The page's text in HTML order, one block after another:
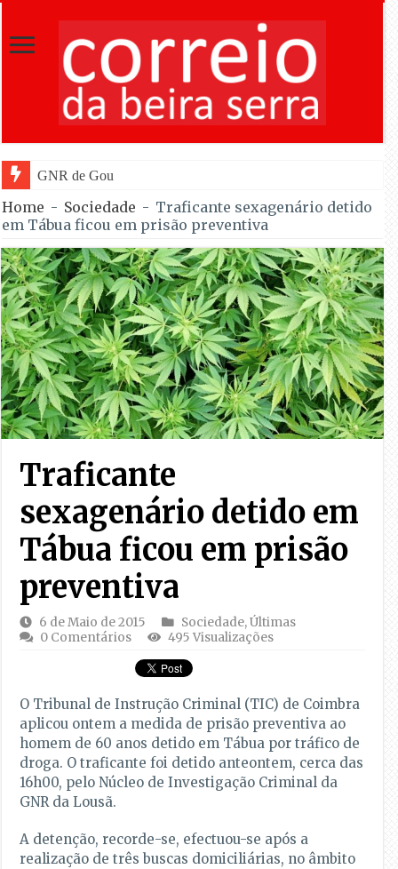
GNR de Gouveia desmantelou alegada rede
Home - Sociedade - Traficante sexagenário detido
em Tábua ficou em prisão preventiva
Traficante
sexagenário detido em
Tábua ficou em prisão
preventiva
6 de Maio de 2015 Sociedade,Últimas
0 Comentários
495 Visualizações
O Tribunal de Instrução Criminal (TIC) de Coimbra
aplicou ontem a medida de prisão preventiva ao
homem de 60 anos detido em Tábua por tráfico de
droga. O traficante foi detido anteontem, cerca das
16h00, pelo Núcleo de Investigação Criminal da
GNR da Lousã.
A detenção, recorde-se, efectuou-se após a
realização de três buscas domiciliárias, no âmbito